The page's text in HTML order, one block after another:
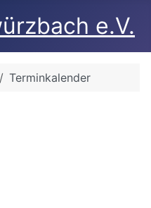
e.V.
Terminkalender